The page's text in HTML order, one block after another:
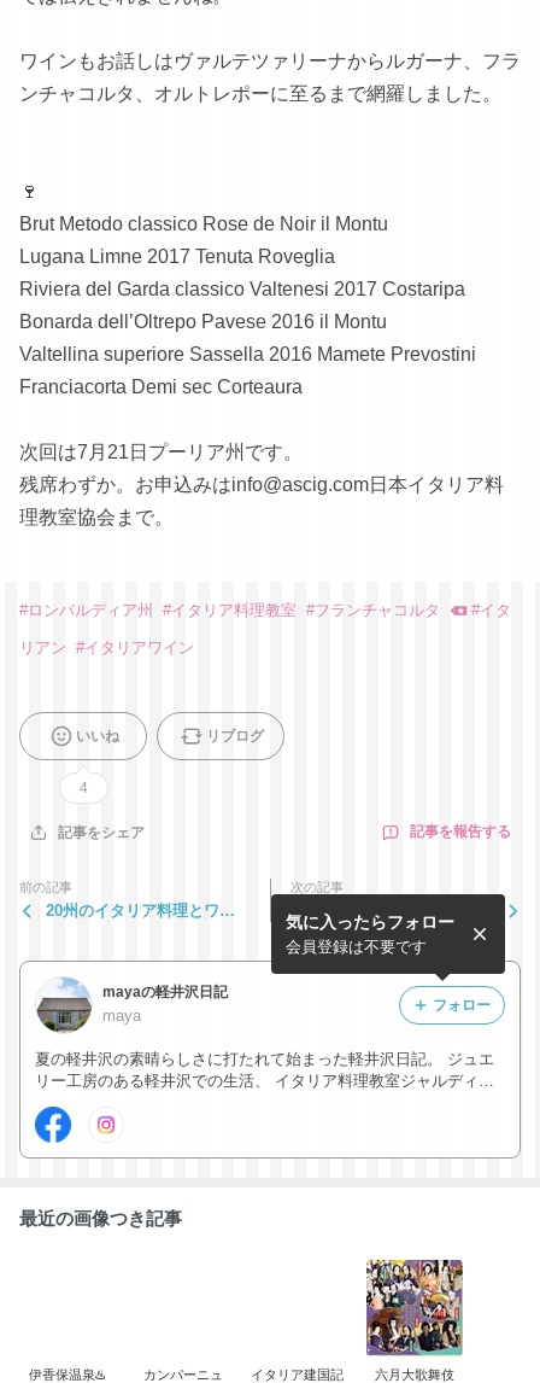
ワインもお話しはヴァルテツァリーナからルガーナ、フラ
ンチャコルタ、オルトレポーに至るまで網羅しました。
🍷
Brut Metodo classico Rose de Noir il Montu
Lugana Limne 2017 Tenuta Roveglia
Riviera del Garda classico Valtenesi 2017 Costaripa
Bonarda dell’Oltrepo Pavese 2016 il Montu
Valtellina superiore Sassella 2016 Mamete Prevostini
Franciacorta Demi sec Corteaura
次回は7月21日プーリア州です。
残席わずか。お申込みはinfo@ascig.com日本イタリア料
理教室協会まで。
#ロンバルディア州 #イタリア料理教室 #フランチャコルタ #イタ
リアン #イタリアワイン
いいね
4
リブログ
記事をシェア 記事を報告する
前の記事
20州のイタリア料理とワイ
次の記事
アカデミー・デュ・ヴァン2
019年6月
mayaの軽井沢日記
maya
夏の軽井沢の素晴らしさに打たれて始まった軽井沢日記。 ジュエ
リー工房のある軽井沢での生活、 イタリア料理教室ジャルディー
中で起こる様々な出来事や人間模様をつづります。
気に入ったらフォロー
会員登録は不要です
フォロー
最近の画像つき記事
伊香保温泉♨️ カンパーニュ
イタリア建国記
六月大歌舞伎